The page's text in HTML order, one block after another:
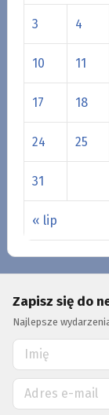
« lip
3 4
10 11
17 18
24 25
31
Zapisz się do
Najlepsze